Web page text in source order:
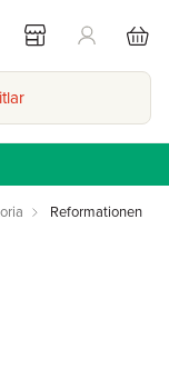
Reformationen